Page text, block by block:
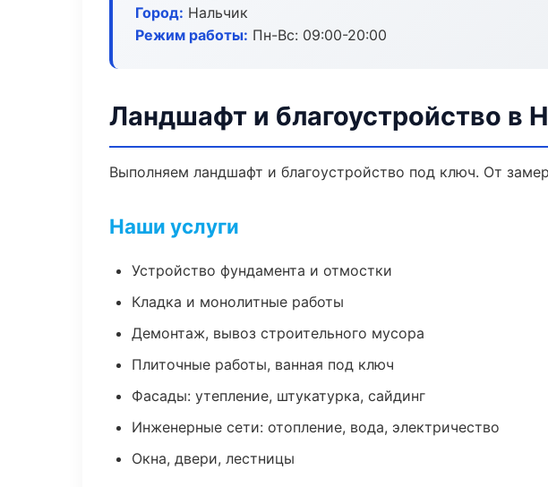
Город: Нальчик
Режим работы: Пн-Вс: 09:00-20:00
Ландшафт и благоустройство в
Выполняем ландшафт и благоустройство под ключ. От
Наши услуги
Устройство фундамента и отмостки
Кладка и монолитные работы
Демонтаж, вывоз строительного мусора
Плиточные работы, ванная под ключ
Фасады: утепление, штукатурка, сайдинг
Инженерные сети: отопление, вода, электричество
Окна, двери, лестницы